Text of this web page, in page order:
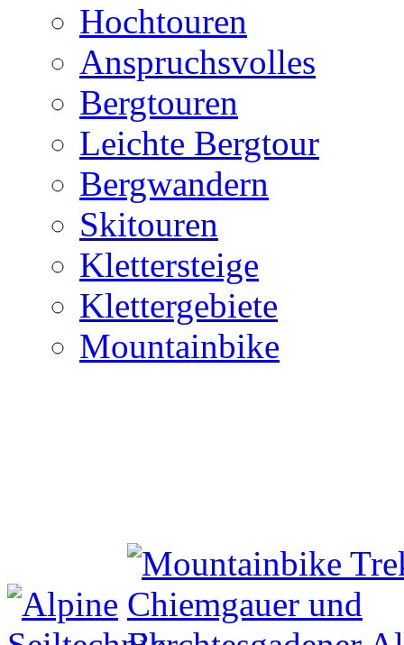
Hochtouren
Anspruchsvolles
Bergtouren
Leichte Bergtour
Bergwandern
Skitouren
Klettersteige
Klettergebiete
Mountainbike